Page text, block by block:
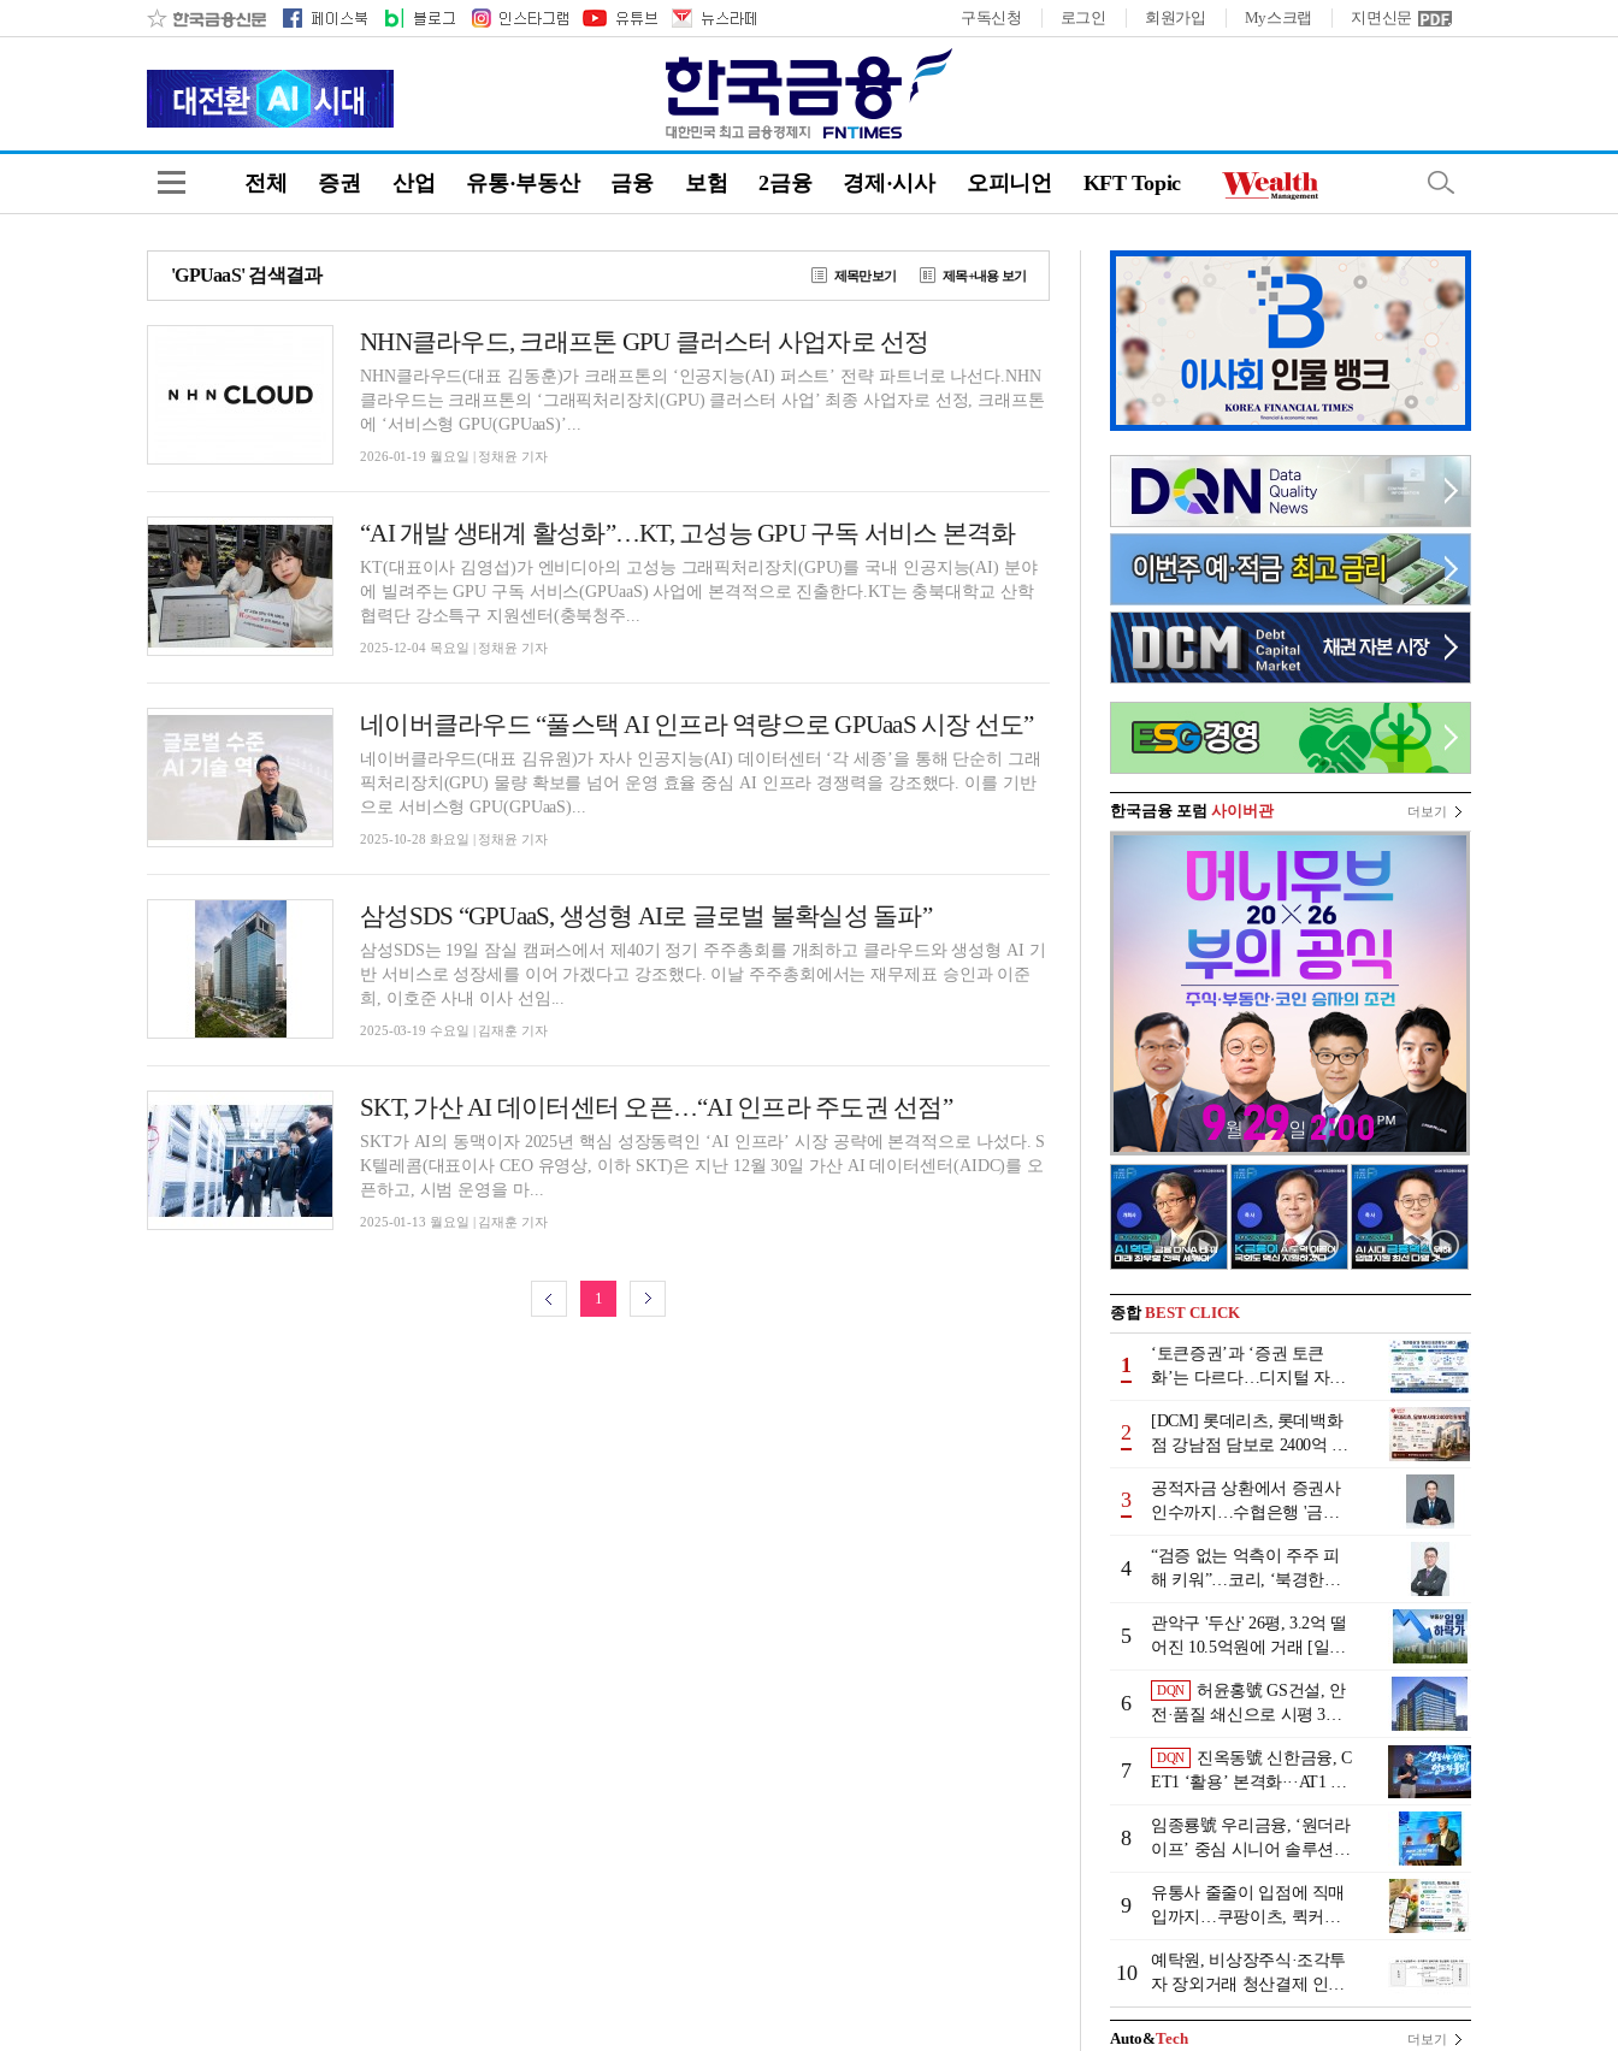
구독신청 로그인 회원가입 My스크랩 지면신문
전체 증권 산업 유통·부동산 금융 보험 2금융 경제·시사 오피니언 KFT Topic
'GPUaaS' 검색결과 제목만보기 제목+내용 보기
NHN클라우드, 크래프톤 GPU 클러스터 사업자로 선정
NHN클라우드(대표 김동훈)가 크래프톤의 ‘인공지능(AI) 퍼스트’ 전략 파트너로 나선다.NHN
클라우드는 크래프톤의 ‘그래픽처리장치(GPU) 클러스터 사업’ 최종 사업자로 선정, 크래프톤
에 ‘서비스형 GPU(GPUaaS)’...
2026-01-19 월요일 | 정채윤 기자
“AI 개발 생태계 활성화”…KT, 고성능 GPU 구독 서비스 본격화
KT(대표이사 김영섭)가 엔비디아의 고성능 그래픽처리장치(GPU)를 국내 인공지능(AI) 분야
에 빌려주는 GPU 구독 서비스(GPUaaS) 사업에 본격적으로 진출한다.KT는 충북대학교 산학
협력단 강소특구 지원센터(충북청주...
2025-12-04 목요일 | 정채윤 기자
네이버클라우드 “풀스택 AI 인프라 역량으로 GPUaaS 시장 선도”
네이버클라우드(대표 김유원)가 자사 인공지능(AI) 데이터센터 ‘각 세종’을 통해 단순히 그래
픽처리장치(GPU) 물량 확보를 넘어 운영 효율 중심 AI 인프라 경쟁력을 강조했다. 이를 기반
으로 서비스형 GPU(GPUaaS)...
2025-10-28 화요일 | 정채윤 기자
삼성SDS “GPUaaS, 생성형 AI로 글로벌 불확실성 돌파”
삼성SDS는 19일 잠실 캠퍼스에서 제40기 정기 주주총회를 개최하고 클라우드와 생성형 AI 기
반 서비스로 성장세를 이어 가겠다고 강조했다. 이날 주주총회에서는 재무제표 승인과 이준
희, 이호준 사내 이사 선임...
2025-03-19 수요일 | 김재훈 기자
SKT, 가산 AI 데이터센터 오픈…“AI 인프라 주도권 선점”
SKT가 AI의 동맥이자 2025년 핵심 성장동력인 ‘AI 인프라’ 시장 공략에 본격적으로 나섰다. S
K텔레콤(대표이사 CEO 유영상, 이하 SKT)은 지난 12월 30일 가산 AI 데이터센터(AIDC)를 오
픈하고, 시범 운영을 마...
2025-01-13 월요일 | 김재훈 기자
1
한국금융 포럼 사이버관 더보기
종합BEST CLICK
1
‘토큰증권’과 ‘증권 토큰
화’는 다르다…디지털 자본
2
[DCM] 롯데리츠, 롯데백화
점 강남점 담보로 2400억 조
3
공적자금 상환에서 증권사
인수까지…수협은행 '금융
행 금융그룹의 꿈①]
4
“검증 없는 억측이 주주 피
해 키워”…코리, ‘북경한미
5
관악구 '두산' 26평, 3.2억 떨
어진 10.5억원에 거래 [일일
6
DQN
허윤홍號 GS건설, 안
전·품질 쇄신으로 시평 3위
7
DQN
진옥동號 신한금융, C
ET1 ‘활용’ 본격화···AT1 늘
view]
8
임종룡號 우리금융, ‘원더라
이프’ 중심 시니어 솔루션
[금융 시니어 비즈니스 돋보
기]
9
유통사 줄줄이 입점에 직매
입까지…쿠팡이츠, 퀵커머
10
예탁원, 비상장주식·조각투
자 장외거래 청산결제 인프
라 구축 착수
Auto&Tech 더보기